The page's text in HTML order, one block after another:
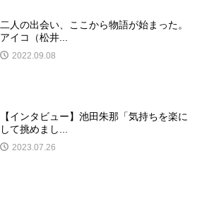
二人の出会い、ここから物語が始まった。
アイコ（松井...
2022.09.08
【インタビュー】池田朱那「気持ちを楽に
して挑めまし...
2023.07.26